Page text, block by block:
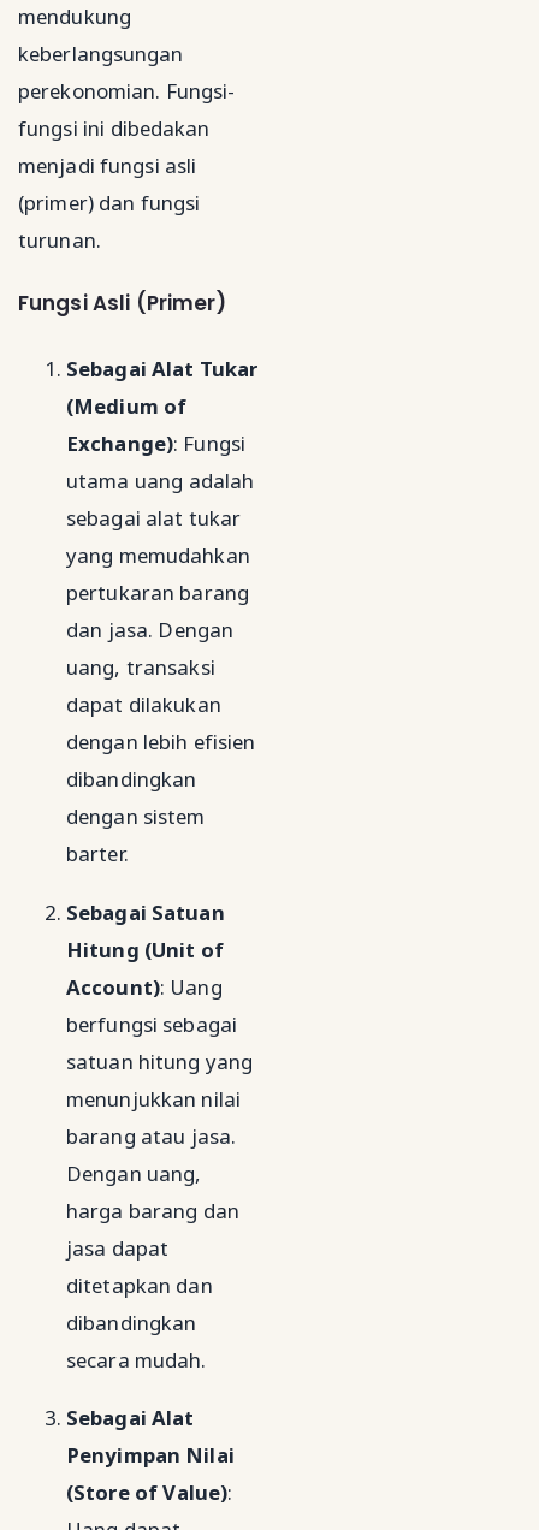
mendukung
keberlangsungan
perekonomian. Fungsi-
fungsi ini dibedakan
menjadi fungsi asli
(primer) dan fungsi
turunan.
Fungsi Asli (Primer)
Sebagai Alat Tukar
(Medium of
Exchange): Fungsi
utama uang adalah
sebagai alat tukar
yang memudahkan
pertukaran barang
dan jasa. Dengan
uang, transaksi
dapat dilakukan
dengan lebih efisien
dibandingkan
dengan sistem
barter.
Sebagai Satuan
Hitung (Unit of
Account): Uang
berfungsi sebagai
satuan hitung yang
menunjukkan nilai
barang atau jasa.
Dengan uang,
harga barang dan
jasa dapat
ditetapkan dan
dibandingkan
secara mudah.
Sebagai Alat
Penyimpan Nilai
(Store of Value):